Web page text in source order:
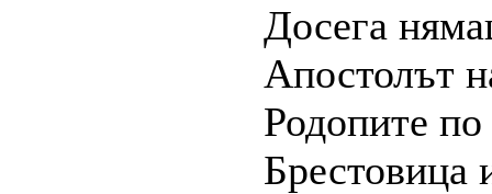
Досега
Апостолът
Родопите
Брестовица